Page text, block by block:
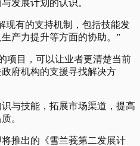
发展计划的认识。
现有的支持机制，包括技能发
产力提升等方面的协助。”
项目，可以让业者更清楚当前
府机构的支援寻找解决方
与技能，拓展市场渠道，提高
。
推出的《雪兰莪第二发展计